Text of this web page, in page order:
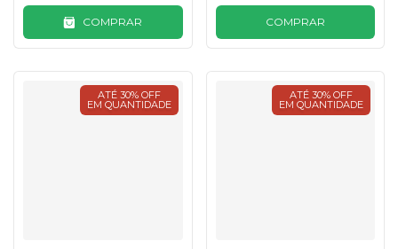
COMPRAR COMPRAR
ATÉ 30% OFF
EM QUANTIDADE
ATÉ 30% OFF
EM QUANTIDADE